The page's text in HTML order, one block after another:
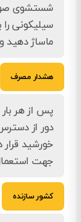
شستشوی
سیلیکونی
ماساژ دهید
هشدار مصرف
پس از هر
دور از
خورشید
جهت
کشور سازنده